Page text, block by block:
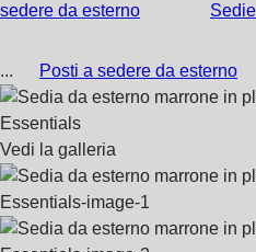
sedere da esterno
... Posti a sedere da esterno
Vedi la galleria